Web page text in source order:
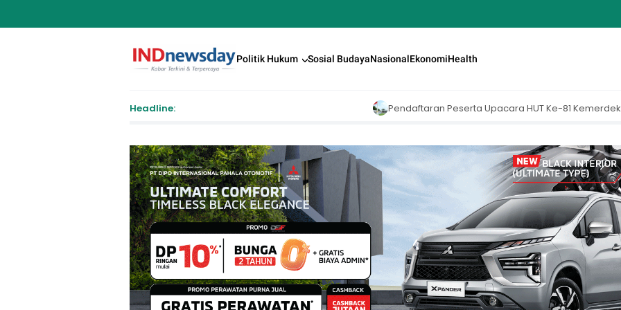
Politik Hukum Sosial BudayaNasionalEkonomiHealth
Headline: Pendaftaran Peserta Upacara HUT Ke-81 Kemerdekaan RI di Istana